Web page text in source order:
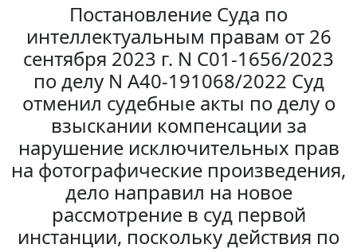
Постановление Суда по
интеллектуальным правам от 26
сентября 2023 г. N С01-1656/2023
по делу N А40-191068/2022 Суд
отменил судебные акты по делу о
взыскании компенсации за
нарушение исключительных прав
на фотографические произведения,
дело направил на новое
рассмотрение в суд первой
инстанции, поскольку действия по